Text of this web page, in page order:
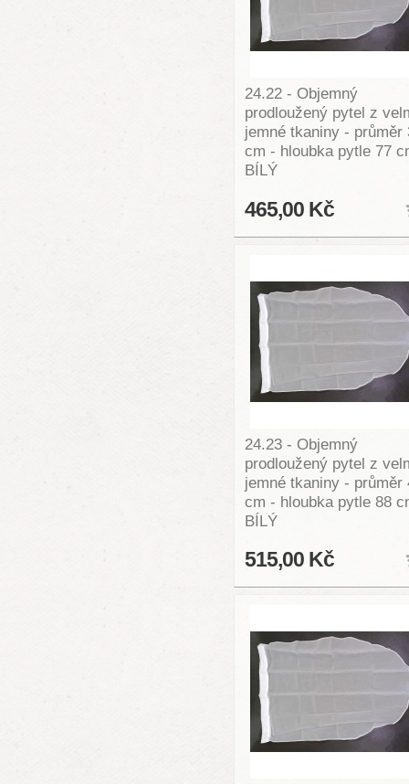
24.22 - Objemný
prodloužený pytel z
jemné tkaniny - průměr
cm - hloubka pytle 77
BÍLÝ
465,00 Kč
24.23 - Objemný
prodloužený pytel z
jemné tkaniny - průměr
cm - hloubka pytle 88
BÍLÝ
515,00 Kč